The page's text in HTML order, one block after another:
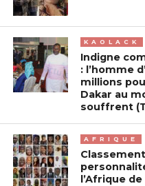
KAOLACK
Indigne
: l’homme
millions
Dakar au
souffrent
AFRIQUE
l’Afrique de